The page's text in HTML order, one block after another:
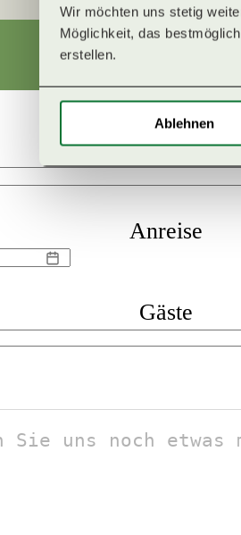
Wir möchten uns stetig
Möglichkeit, das
erstellen.
Ablehnen
Name*
Anreise
Gäste